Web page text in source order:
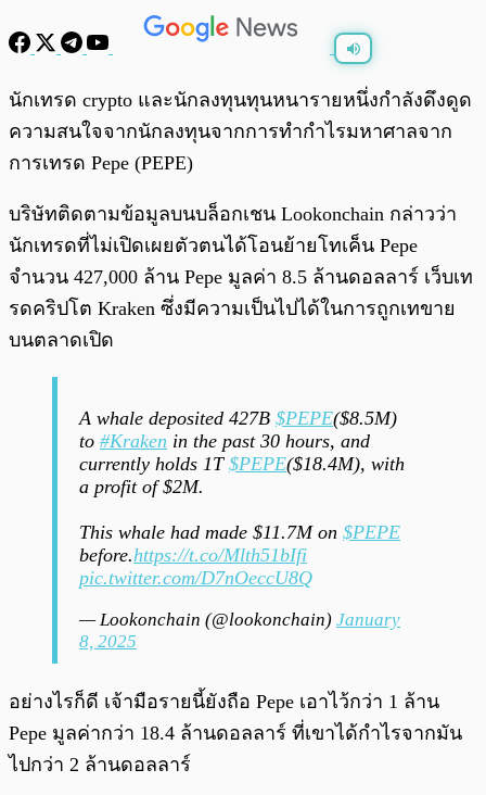
0:00 /0:00
นักเทรด crypto และนักลงทุนทุนหนารายหนึ่งกำลังดึงดูด
ความสนใจจากนักลงทุนจากการทำกำไรมหาศาลจาก
การเทรด Pepe (PEPE)
บริษัทติดตามข้อมูลบนบล็อกเชน Lookonchain กล่าวว่า
นักเทรดที่ไม่เปิดเผยตัวตนได้โอนย้ายโทเค็น Pepe
จำนวน 427,000 ล้าน Pepe มูลค่า 8.5 ล้านดอลลาร์ เว็บเท
รดคริปโต Kraken ซึ่งมีความเป็นไปได้ในการถูกเทขาย
บนตลาดเปิด
A whale deposited 427B $PEPE($8.5M)
to #Kraken in the past 30 hours, and
currently holds 1T $PEPE($18.4M), with
a profit of $2M.
This whale had made $11.7M on $PEPE
before.https://t.co/Mlth51bIfi
pic.twitter.com/D7nOeccU8Q
— Lookonchain (@lookonchain) January
8, 2025
อย่างไรก็ดี เจ้ามือรายนี้ยังถือ Pepe เอาไว้กว่า 1 ล้าน
Pepe มูลค่ากว่า 18.4 ล้านดอลลาร์ ที่เขาได้กำไรจากมัน
ไปกว่า 2 ล้านดอลลาร์